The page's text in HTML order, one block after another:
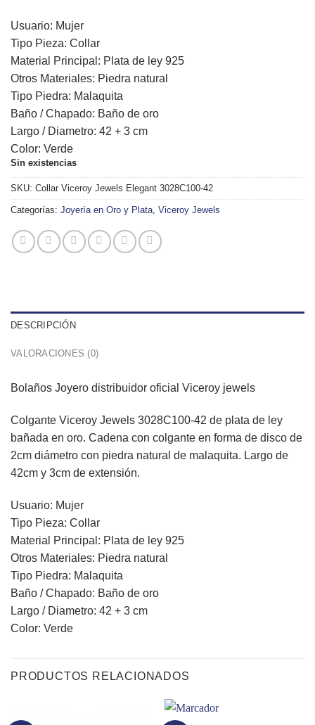
Usuario: Mujer
Tipo Pieza: Collar
Material Principal: Plata de ley 925
Otros Materiales: Piedra natural
Tipo Piedra: Malaquita
Baño / Chapado: Baño de oro
Largo / Diametro: 42 + 3 cm
Color: Verde
Sin existencias
SKU: Collar Viceroy Jewels Elegant 3028C100-42
Categorías: Joyería en Oro y Plata, Viceroy Jewels
DESCRIPCIÓN
VALORACIONES (0)
Bolaños Joyero distribuidor oficial Viceroy jewels
Colgante Viceroy Jewels 3028C100-42 de plata de ley
bañada en oro. Cadena con colgante en forma de disco de
2cm diámetro con piedra natural de malaquita. Largo de
42cm y 3cm de extensión.
Usuario: Mujer
Tipo Pieza: Collar
Material Principal: Plata de ley 925
Otros Materiales: Piedra natural
Tipo Piedra: Malaquita
Baño / Chapado: Baño de oro
Largo / Diametro: 42 + 3 cm
Color: Verde
PRODUCTOS RELACIONADOS